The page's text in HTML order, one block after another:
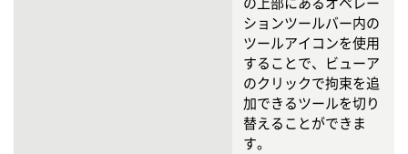
ションツールバー内の
ツールアイコンを使用
することで、ビューア
のクリックで拘束を追
加できるツールを切り
替えることができま
す。